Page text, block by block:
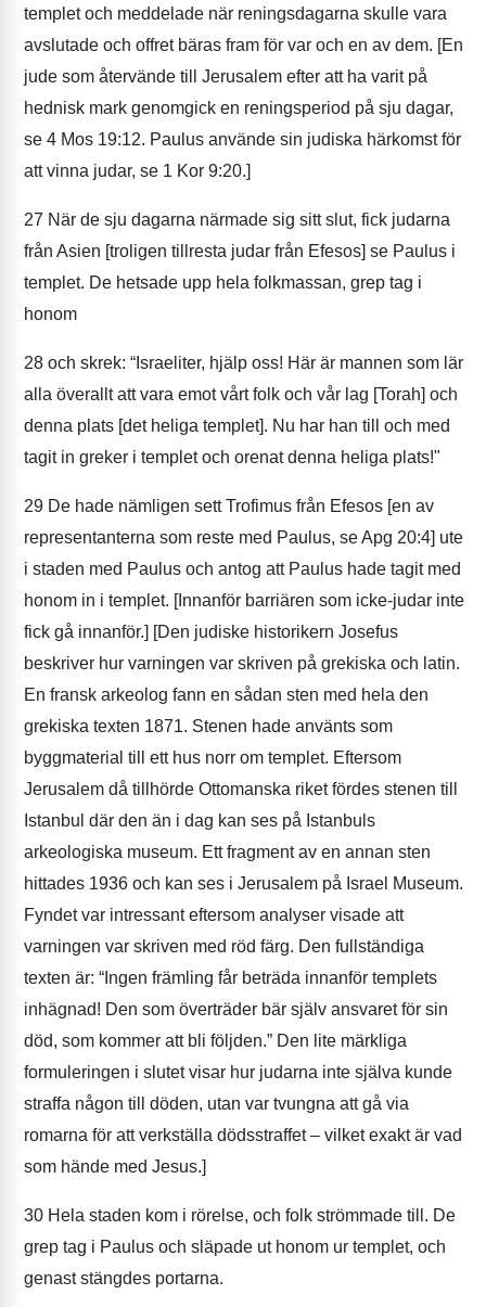
templet och meddelade när reningsdagarna skulle vara
avslutade och offret bäras fram för var och en av dem. [En
jude som återvände till Jerusalem efter att ha varit på
hednisk mark genomgick en reningsperiod på sju dagar,
se 4 Mos 19:12. Paulus använde sin judiska härkomst för
att vinna judar, se 1 Kor 9:20.]
27 När de sju dagarna närmade sig sitt slut, fick judarna
från Asien [troligen tillresta judar från Efesos] se Paulus i
templet. De hetsade upp hela folkmassan, grep tag i
honom
28 och skrek: “Israeliter, hjälp oss! Här är mannen som lär
alla överallt att vara emot vårt folk och vår lag [Torah] och
denna plats [det heliga templet]. Nu har han till och med
tagit in greker i templet och orenat denna heliga plats!"
29 De hade nämligen sett Trofimus från Efesos [en av
representanterna som reste med Paulus, se Apg 20:4] ute
i staden med Paulus och antog att Paulus hade tagit med
honom in i templet. [Innanför barriären som icke-judar inte
fick gå innanför.] [Den judiske historikern Josefus
beskriver hur varningen var skriven på grekiska och latin.
En fransk arkeolog fann en sådan sten med hela den
grekiska texten 1871. Stenen hade använts som
byggmaterial till ett hus norr om templet. Eftersom
Jerusalem då tillhörde Ottomanska riket fördes stenen till
Istanbul där den än i dag kan ses på Istanbuls
arkeologiska museum. Ett fragment av en annan sten
hittades 1936 och kan ses i Jerusalem på Israel Museum.
Fyndet var intressant eftersom analyser visade att
varningen var skriven med röd färg. Den fullständiga
texten är: “Ingen främling får beträda innanför templets
inhägnad! Den som överträder bär själv ansvaret för sin
död, som kommer att bli följden.” Den lite märkliga
formuleringen i slutet visar hur judarna inte själva kunde
straffa någon till döden, utan var tvungna att gå via
romarna för att verkställa dödsstraffet – vilket exakt är vad
som hände med Jesus.]
30 Hela staden kom i rörelse, och folk strömmade till. De
grep tag i Paulus och släpade ut honom ur templet, och
genast stängdes portarna.